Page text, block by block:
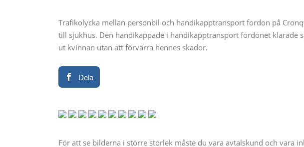
Trafikolycka mellan personbil och handikapptransport fordon på
till sjukhus. Den handikappade i handikapptransport fordonet klarade
ut kvinnan utan att förvärra hennes skador.
Dela
För att se bilderna i större storlek måste du vara avtalskund och vara